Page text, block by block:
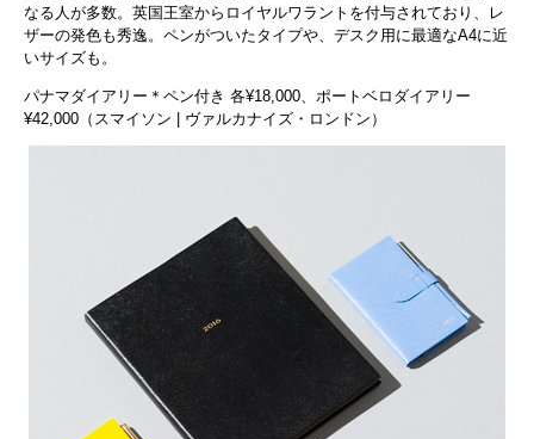
なる人が多数。英国王室からロイヤルワラントを付与されており、レ
ザーの発色も秀逸。ペンがついたタイプや、デスク用に最適なA4に近
いサイズも。
パナマダイアリー＊ペン付き 各¥18,000、ポートベロダイアリー
¥42,000（スマイソン | ヴァルカナイズ・ロンドン）